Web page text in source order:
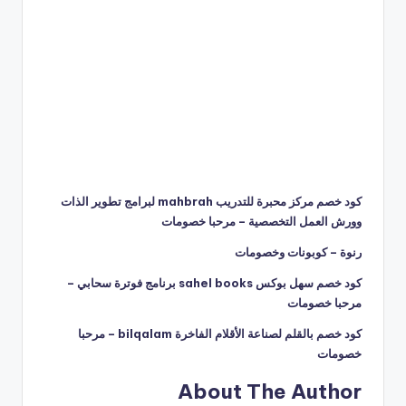
كود خصم مركز محبرة للتدريب mahbrah لبرامج تطوير الذات
وورش العمل التخصصية – مرحبا خصومات
رنوة – كوبونات وخصومات
كود خصم سهل بوكس sahel books برنامج فوترة سحابي –
مرحبا خصومات
كود خصم بالقلم لصناعة الأقلام الفاخرة bilqalam – مرحبا
خصومات
About The Author